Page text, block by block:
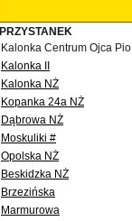
PRZYSTANEK
Kalonka Centrum Ojca Pio
Kalonka II
Kalonka NŻ
Kopanka 24a NŻ
Dąbrowa NŻ
Moskuliki #
Opolska NŻ
Beskidzka NŻ
Brzezińska
Marmurowa